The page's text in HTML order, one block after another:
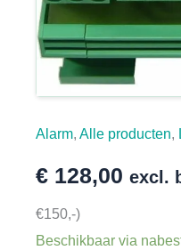
Alarm, Alle producten,
€ 128,00 excl.
€150,-)
Beschikbaar via